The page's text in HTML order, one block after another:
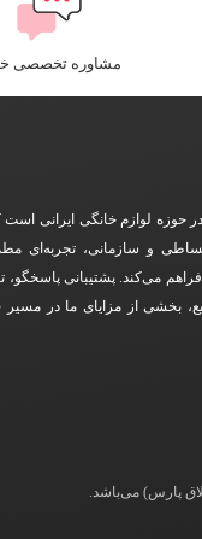
مشاوره تخصصی
حوزه لوازم خانگی ایرانی است
و سازمانی، تجربه‌ای
می‌کند. پشتیبانی پاسخگو،
بخشی از مزایای ما در
پارس) می‌باشد.